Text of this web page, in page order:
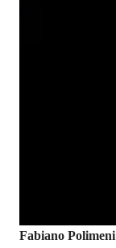
Fabiano Polimeni